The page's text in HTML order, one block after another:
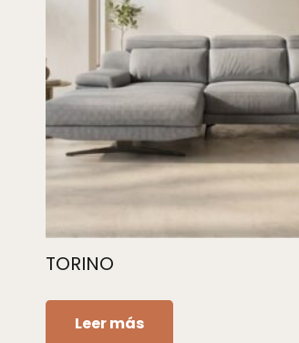
TORINO
Leer más